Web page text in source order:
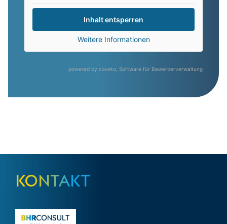
Inhalt entsperren
Weitere Informationen
powered by coveto, Software für Bewerberverwaltung
Kontakt